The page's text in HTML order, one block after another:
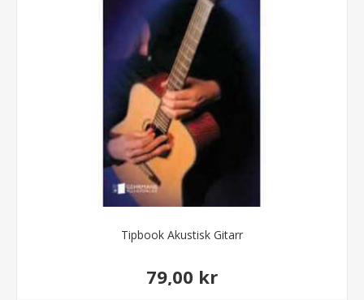
Tipbook Akustisk Gitarr
79,00 kr